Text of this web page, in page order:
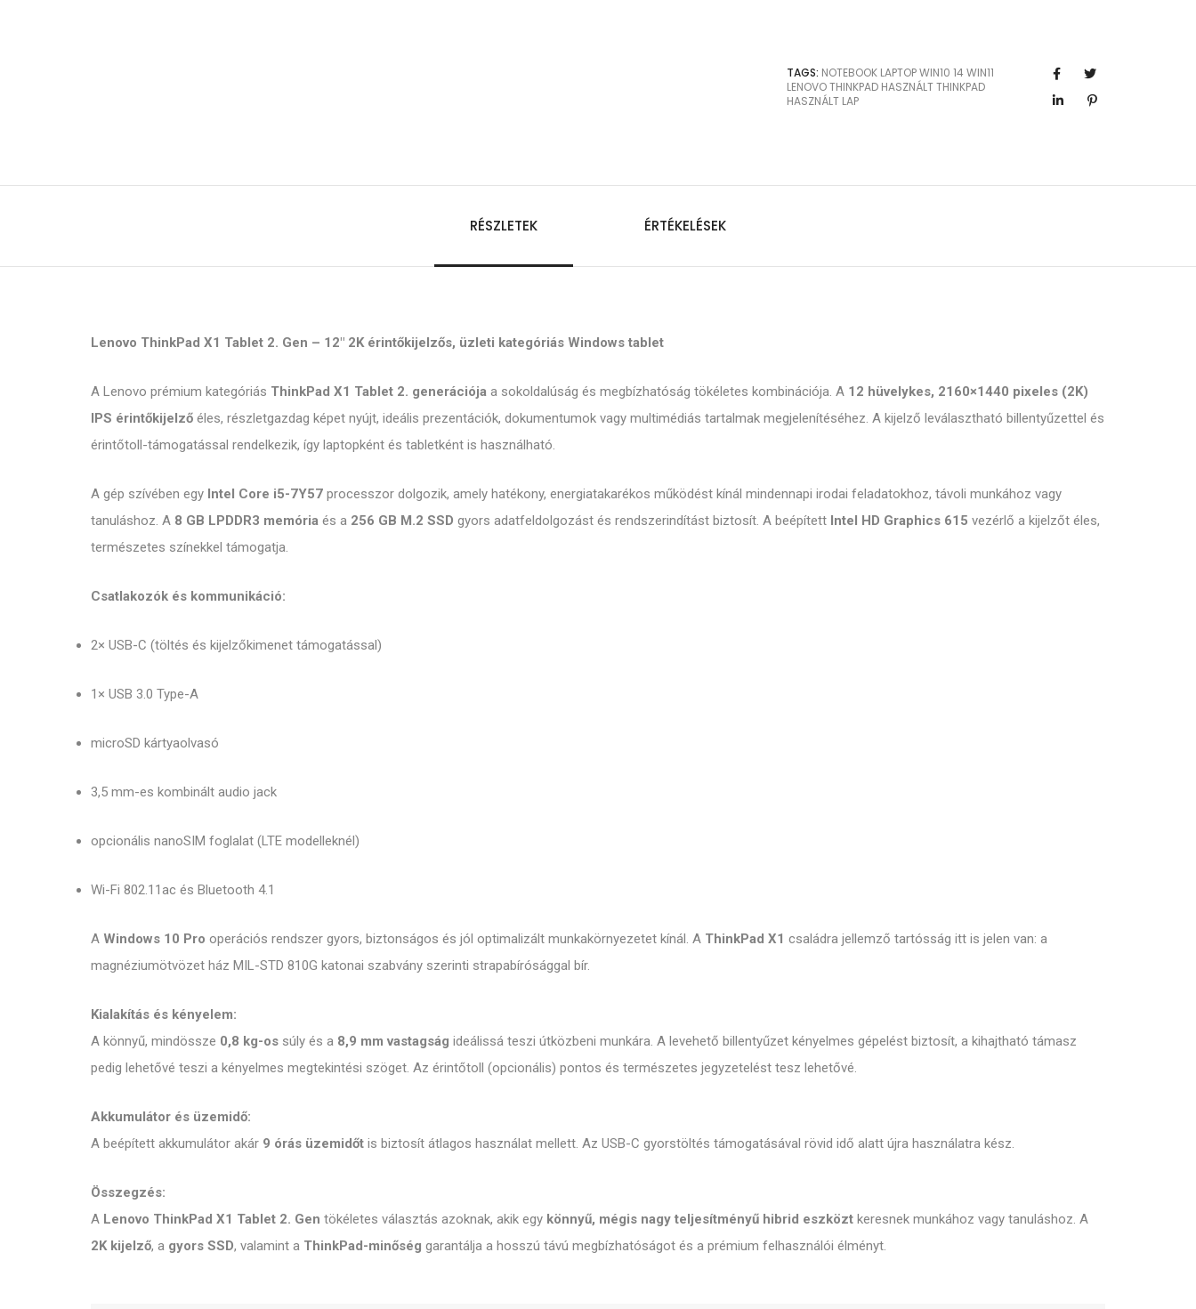
TAGS: NOTEBOOK LAPTOPWIN10 14 WIN11
LENOVOTHINKPAD HASZNÁLT THINKPAD
HASZNÁLT LAP
RÉSZLETEK ÉRTÉKELÉSEK
Lenovo ThinkPad X1 Tablet 2. Gen – 12″ 2K érintőkijelzős, üzleti kategóriás Windows tablet
A Lenovo prémium kategóriás ThinkPad X1 Tablet 2. generációja a sokoldalúság és megbízhatóság tökéletes kombinációja. A 12 hüvelykes, 2160×1440 pixeles (2K)
IPS érintőkijelző éles, részletgazdag képet nyújt, ideális prezentációk, dokumentumok vagy multimédiás tartalmak megjelenítéséhez. A kijelző leválasztható billentyűzettel és
érintőtoll-támogatással rendelkezik, így laptopként és tabletként is használható.
A gép szívében egy Intel Core i5-7Y57 processzor dolgozik, amely hatékony, energiatakarékos működést kínál mindennapi irodai feladatokhoz, távoli munkához vagy
tanuláshoz. A 8 GB LPDDR3 memória és a 256 GB M.2 SSD gyors adatfeldolgozást és rendszerindítást biztosít. A beépített Intel HD Graphics 615 vezérlő a kijelzőt éles,
természetes színekkel támogatja.
Csatlakozók és kommunikáció:
2× USB-C (töltés és kijelzőkimenet támogatással)
1× USB 3.0 Type-A
microSD kártyaolvasó
3,5 mm-es kombinált audio jack
opcionális nanoSIM foglalat (LTE modelleknél)
Wi-Fi 802.11ac és Bluetooth 4.1
A Windows 10 Pro operációs rendszer gyors, biztonságos és jól optimalizált munkakörnyezetet kínál. A ThinkPad X1 családra jellemző tartósság itt is jelen van: a
magnéziumötvözet ház MIL-STD 810G katonai szabvány szerinti strapabírósággal bír.
Kialakítás és kényelem:
A könnyű, mindössze 0,8 kg-os súly és a 8,9 mm vastagság ideálissá teszi útközbeni munkára. A levehető billentyűzet kényelmes gépelést biztosít, a kihajtható támasz
pedig lehetővé teszi a kényelmes megtekintési szöget. Az érintőtoll (opcionális) pontos és természetes jegyzetelést tesz lehetővé.
Akkumulátor és üzemidő:
A beépített akkumulátor akár 9 órás üzemidőt is biztosít átlagos használat mellett. Az USB-C gyorstöltés támogatásával rövid idő alatt újra használatra kész.
Összegzés:
A Lenovo ThinkPad X1 Tablet 2. Gen tökéletes választás azoknak, akik egy könnyű, mégis nagy teljesítményű hibrid eszközt keresnek munkához vagy tanuláshoz. A
2K kijelző, a gyors SSD, valamint a ThinkPad-minőség garantálja a hosszú távú megbízhatóságot és a prémium felhasználói élményt.